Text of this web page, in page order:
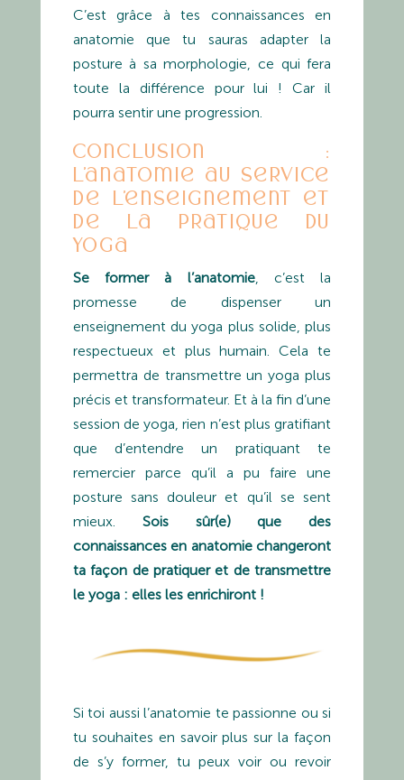
C’est grâce à tes connaissances en
anatomie que tu sauras adapter la
posture à sa morphologie, ce qui fera
toute la différence pour lui ! Car il
pourra sentir une progression.
Conclusion :
l’anatomie au service
de l’enseignement et
de la pratique du
yoga
Se former à l’anatomie, c’est la
promesse de dispenser un
enseignement du yoga plus solide, plus
respectueux et plus humain. Cela te
permettra de transmettre un yoga plus
précis et transformateur. Et à la fin d’une
session de yoga, rien n’est plus gratifiant
que d’entendre un pratiquant te
remercier parce qu’il a pu faire une
posture sans douleur et qu’il se sent
mieux. Sois sûr(e) que des
connaissances en anatomie changeront
ta façon de pratiquer et de transmettre
le yoga : elles les enrichiront !
Si toi aussi l’anatomie te passionne ou si
tu souhaites en savoir plus sur la façon
de s’y former, tu peux voir ou revoir